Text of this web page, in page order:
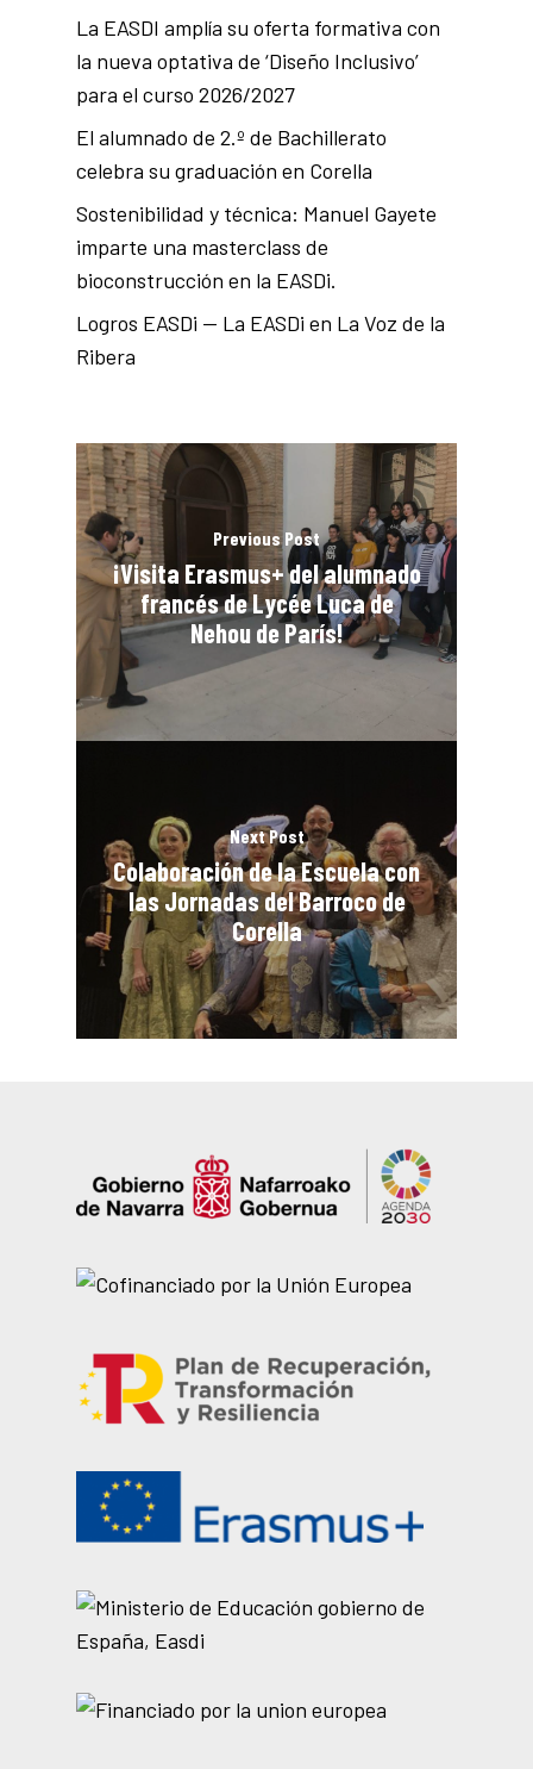
La EASDI amplía su oferta formativa con
la nueva optativa de ‘Diseño Inclusivo’
para el curso 2026/2027
El alumnado de 2.º de Bachillerato
celebra su graduación en Corella
Sostenibilidad y técnica: Manuel Gayete
imparte una masterclass de
bioconstrucción en la EASDi.
Logros EASDi — La EASDi en La Voz de la
Ribera
Previous Post
¡Visita Erasmus+ del alumnado
francés de Lycée Luca de
Nehou de París!
Next Post
Colaboración de la Escuela con
las Jornadas del Barroco de
Corella